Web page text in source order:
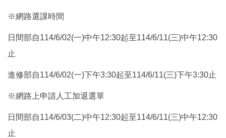
※網路選課時間
日間部自114/6/02(一)中午12:30起至114/6/11(三)中午12:30
止
進修部自114/6/02(一)下午3:30起至114/6/11(三)下午3:30止
※網路上申請人工加退選單
日間部自114/6/03(二)中午12:30起至114/6/11(三)中午12:30
止